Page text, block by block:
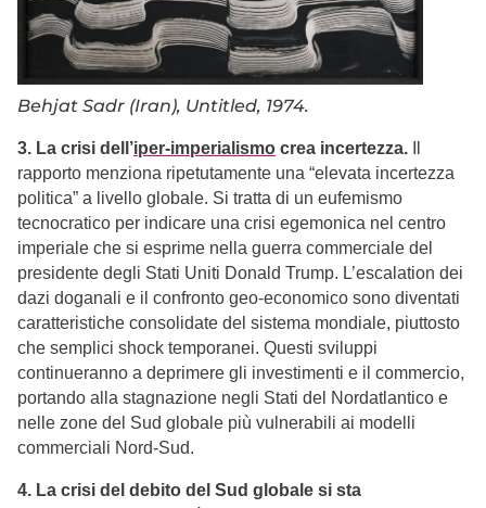
Behjat Sadr (Iran), Untitled, 1974.
3. La crisi dell’iper-imperialismo crea incertezza.
rapporto menziona ripetutamente una “elevata incertezza
politica” a livello globale. Si tratta di un eufemismo
tecnocratico per indicare una crisi egemonica nel centro
imperiale che si esprime nella guerra commerciale del
presidente degli Stati Uniti Donald Trump. L’escalation dei
dazi doganali e il confronto geo-economico sono diventati
caratteristiche consolidate del sistema mondiale, piuttosto
che semplici shock temporanei. Questi sviluppi
continueranno a deprimere gli investimenti e il commercio,
portando alla stagnazione negli Stati del Nordatlantico e
nelle zone del Sud globale più vulnerabili ai modelli
commerciali Nord-Sud.
4. La crisi del debito del Sud globale si sta